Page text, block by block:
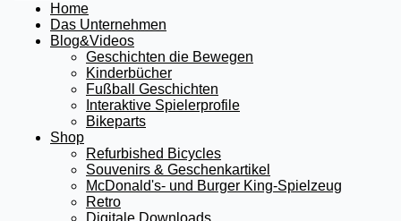
Home
Das Unternehmen
Blog&Videos
Geschichten die Bewegen
Kinderbücher
Fußball Geschichten
Interaktive Spielerprofile
Bikeparts
Shop
Refurbished Bicycles
Souvenirs & Geschenkartikel
McDonald's- und Burger King-Spielzeug
Retro
Digitale Downloads